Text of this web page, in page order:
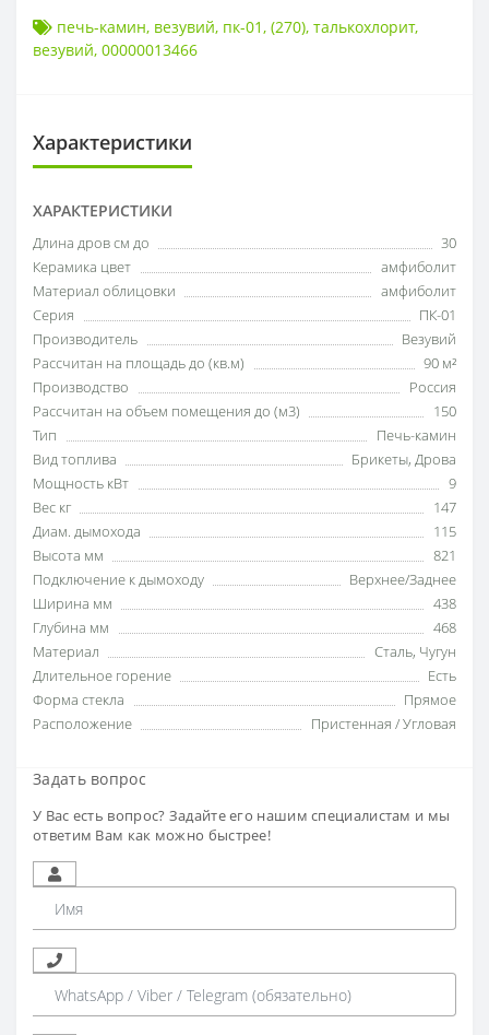
печь-камин, везувий, пк-01, (270), талькохлорит,
везувий, 00000013466
Характеристики
ХАРАКТЕРИСТИКИ
Длина дров см до
30
Керамика цвет
амфиболит
Материал облицовки
амфиболит
Серия
ПК-01
Производитель
Везувий
Рассчитан на площадь до (кв.м)
90 м²
Производство
Россия
Рассчитан на объем помещения до (м3)
150
Тип
Печь-камин
Вид топлива
Брикеты, Дрова
Мощность кВт
9
Вес кг
147
Диам. дымохода
115
Высота мм
821
Подключение к дымоходу
Верхнее/Заднее
Ширина мм
438
Глубина мм
468
Материал
Сталь, Чугун
Длительное горение
Есть
Форма стекла
Прямое
Расположение
Пристенная / Угловая
Задать вопрос
У Вас есть вопрос? Задайте его нашим специалистам и мы
ответим Вам как можно быстрее!